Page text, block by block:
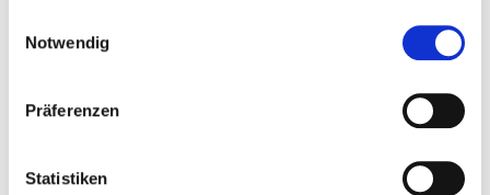
Notwendig
Präferenzen
Statistiken
Bobath-Therapie (für Erwachsene und/oder
Kinder)
Fußreflexzonenmassage
Kontinenztraining / Inkontinenzberatung